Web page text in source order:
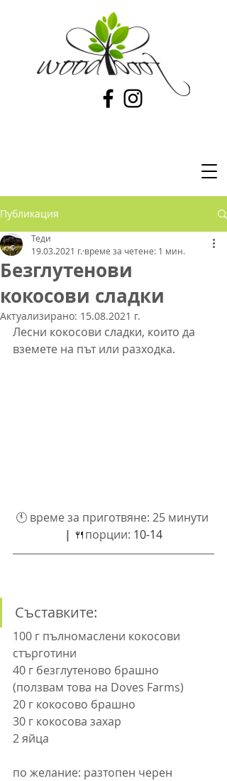
Публикация
Безглутенови
кокосови сладки
Теди
19.03.2021 г. време за четене: 1 мин.
Актуализирано: 15.08.2021 г.
Лесни кокосови сладки, които да
вземете на път или разходка.
🕚 време за приготвяне: 25 минути
| 🍴порции: 10-14
Съставките:
100 г пълномаслени кокосови
стърготини
40 г безглутеново брашно
(ползвам това на Doves Farms)
20 г кокосово брашно
30 г кокосова захар
2 яйца
по желание: разтопен черен